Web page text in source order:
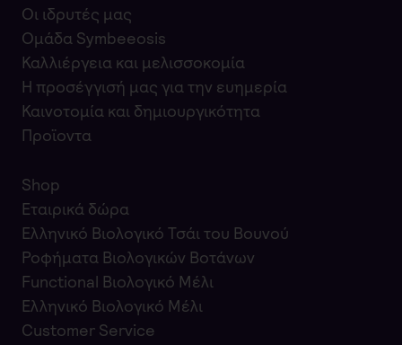
Οι ιδρυτές μας
Ομάδα Symbeeosis
Καλλιέργεια και μελισσοκομία
Η προσέγγισή μας για την ευημερία
Καινοτομία και δημιουργικότητα
Προϊοντα
Shop
Εταιρικά δώρα
Ελληνικό Βιολογικό Τσάι του Βουνού
Ροφήματα Βιολογικών Βοτάνων
Functional Βιολογικό Μέλι
Ελληνικό Βιολογικό Μέλι
Customer Service